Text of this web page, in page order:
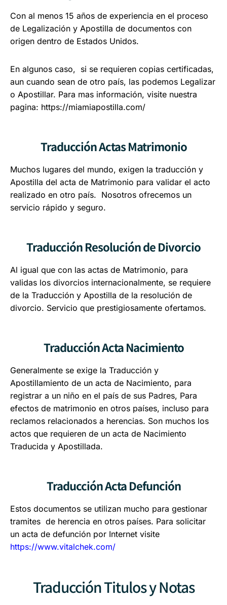
Con al menos 15 años de experiencia en el proceso
de Legalización y Apostilla de documentos con
origen dentro de Estados Unidos.
En algunos caso, si se requieren copias certificadas,
aun cuando sean de otro país, las podemos Legalizar
o Apostillar. Para mas información, visite nuestra
pagina: https://miamiapostilla.com/
Traducción Actas Matrimonio
Muchos lugares del mundo, exigen la traducción y
Apostilla del acta de Matrimonio para validar el acto
realizado en otro país. Nosotros ofrecemos un
servicio rápido y seguro.
Traducción Resolución de Divorcio
Al igual que con las actas de Matrimonio, para
validas los divorcios internacionalmente, se requiere
de la Traducción y Apostilla de la resolución de
divorcio. Servicio que prestigiosamente ofertamos.
Traducción Acta Nacimiento
Generalmente se exige la Traducción y
Apostillamiento de un acta de Nacimiento, para
registrar a un niño en el país de sus Padres, Para
efectos de matrimonio en otros países, incluso para
reclamos relacionados a herencias. Son muchos los
actos que requieren de un acta de Nacimiento
Traducida y Apostillada.
Traducción Acta Defunción
Estos documentos se utilizan mucho para gestionar
tramites de herencia en otros países. Para solicitar
un acta de defunción por Internet visite
https://www.vitalchek.com/
Traducción Titulos y Notas